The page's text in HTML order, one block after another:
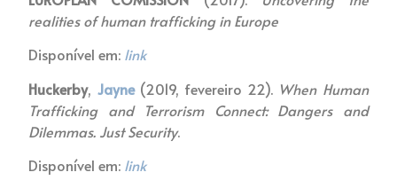
realities of human trafficking in Europe
Disponível em: link
Huckerby, Jayne (2019, fevereiro 22). When Human
Trafficking and Terrorism Connect: Dangers and
Dilemmas. Just Security.
Disponível em: link